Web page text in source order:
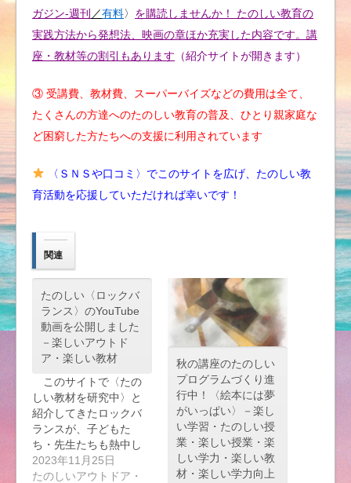
ガジン-週刊 ／有料〉 を購読しませんか！ たのしい教育の
実践方法から発想法、映画の章ほか充実した内容です。講
座・教材等の割引もあります （紹介サイトが開きます）
③ 受講費、教材費、スーパーバイズなどの費用は全て、
たくさんの方達へのたのしい教育の普及、ひとり親家庭な
ど困窮した方たちへの支援に利用されています
〈ＳＮＳや口コミ〉でこのサイトを広げ、たのしい教
育活動を応援していただければ幸いです！
関連
たのしい〈ロックバ
ランス〉のYouTube
動画を公開しました
－楽しいアウトド
ア・楽しい教材
このサイトで〈たの
しい教材を研究中〉と
紹介してきたロックバ
ランスが、子どもた
ち・先生たちも熱中し
て…
2023年11月25日
たのしいアウトドア・
秋の講座のたのしい
プログラムづくり進
行中！〈絵本には夢
がいっぱい〉－楽し
い学習・たのしい授
業・楽しい授業・楽
しい学力・楽しい教
材・楽しい学力向上